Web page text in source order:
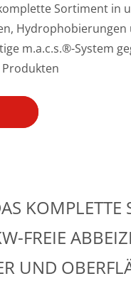
Sortiment in
Hydrophobierungen
m.a.c.s.®-System
KOMPLETTE
FREIE
UND